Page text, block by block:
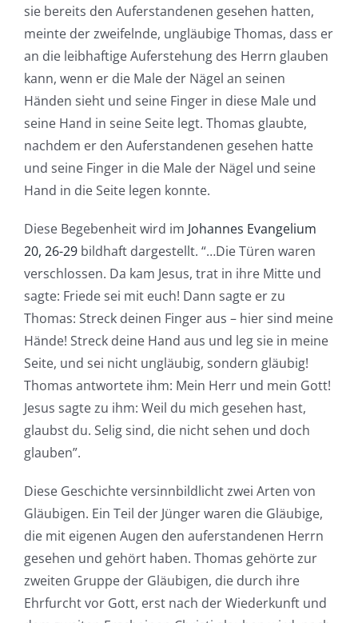
sie bereits den Auferstandenen gesehen hatten,
meinte der zweifelnde, ungläubige Thomas, dass er
an die leibhaftige Auferstehung des Herrn glauben
kann, wenn er die Male der Nägel an seinen
Händen sieht und seine Finger in diese Male und
seine Hand in seine Seite legt. Thomas glaubte,
nachdem er den Auferstandenen gesehen hatte
und seine Finger in die Male der Nägel und seine
Hand in die Seite legen konnte.
Diese Begebenheit wird im Johannes Evangelium
20, 26-29 bildhaft dargestellt. “…Die Türen waren
verschlossen. Da kam Jesus, trat in ihre Mitte und
sagte: Friede sei mit euch! Dann sagte er zu
Thomas: Streck deinen Finger aus – hier sind meine
Hände! Streck deine Hand aus und leg sie in meine
Seite, und sei nicht ungläubig, sondern gläubig!
Thomas antwortete ihm: Mein Herr und mein Gott!
Jesus sagte zu ihm: Weil du mich gesehen hast,
glaubst du. Selig sind, die nicht sehen und doch
glauben”.
Diese Geschichte versinnbildlicht zwei Arten von
Gläubigen. Ein Teil der Jünger waren die Gläubige,
die mit eigenen Augen den auferstandenen Herrn
gesehen und gehört haben. Thomas gehörte zur
zweiten Gruppe der Gläubigen, die durch ihre
Ehrfurcht vor Gott, erst nach der Wiederkunft und